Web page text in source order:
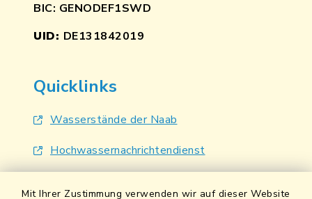
Mit Ihrer Zustimmung verwenden wir auf dieser Website
BIC: GENODEF1SWD
UID: DE131842019
Quicklinks
Wasserstände der Naab
Hochwassernachrichtendienst